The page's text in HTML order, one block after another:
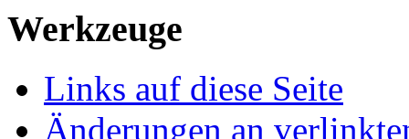
Werkzeuge
Links auf diese Seite
Änderungen an